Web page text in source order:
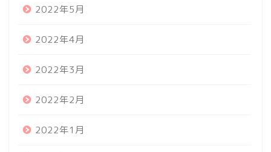
2022年5月
2022年4月
2022年3月
2022年2月
2022年1月